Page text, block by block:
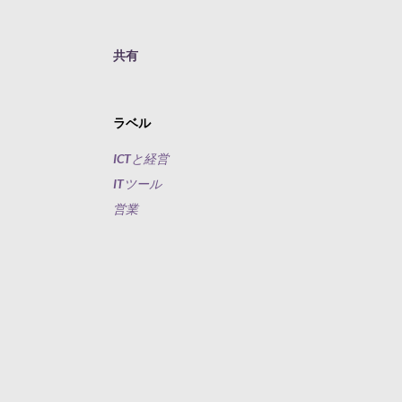
共有
ラベル
ICTと経営
ITツール
営業